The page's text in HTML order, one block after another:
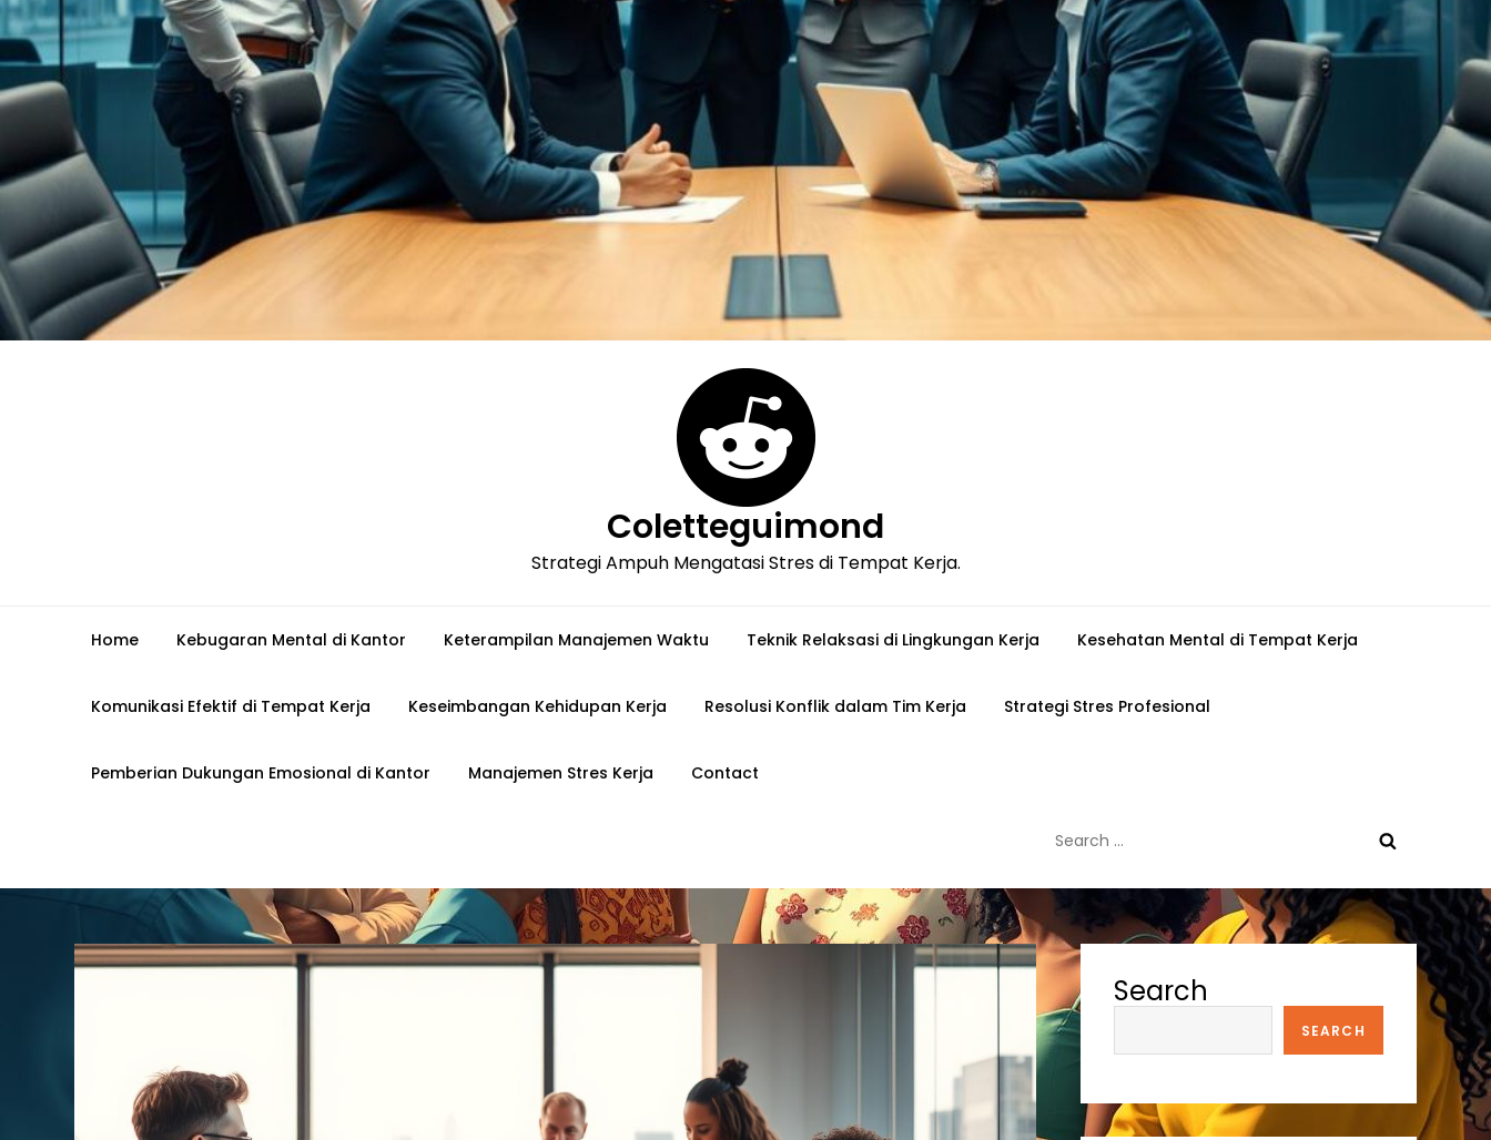
Coletteguimond
Strategi Ampuh Mengatasi Stres di Tempat Kerja.
Home Kebugaran Mental di Kantor Keterampilan Manajemen Waktu Teknik Relaksasi di Lingkungan Kerja Kesehatan Mental di Tempat Kerja
Komunikasi Efektif di Tempat Kerja Keseimbangan Kehidupan Kerja Resolusi Konflik dalam Tim Kerja Strategi Stres Profesional
Pemberian Dukungan Emosional di Kantor Manajemen Stres Kerja Contact
for:
Search
SEARCH